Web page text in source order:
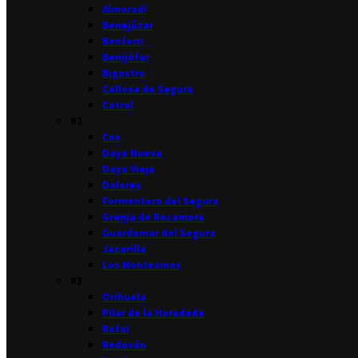
Almoradí
Benejúzar
Benferri
Benijófar
Bigastro
Callosa de Segura
Catral
Cox
Daya Nueva
Daya Vieja
Dolores
Formentera del Segura
Granja de Rocamora
Guardamar del Segura
Jacarilla
Los Montesinos
Orihuela
Pilar de la Horadada
Rafal
Redován